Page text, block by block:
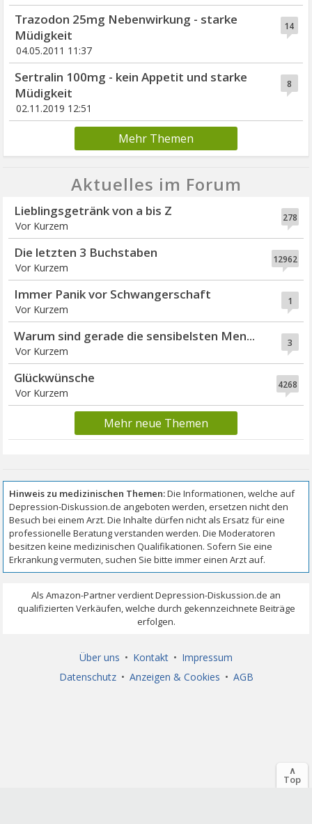
14
Trazodon 25mg Nebenwirkung - starke
Müdigkeit
04.05.2011 11:37
8
Sertralin 100mg - kein Appetit und starke
Müdigkeit
02.11.2019 12:51
Mehr Themen
Aktuelles im Forum
278
Lieblingsgetränk von a bis Z
Vor Kurzem
12962
Die letzten 3 Buchstaben
Vor Kurzem
1
Immer Panik vor Schwangerschaft
Vor Kurzem
3
Warum sind gerade die sensibelsten Men...
Vor Kurzem
4268
Glückwünsche
Vor Kurzem
Mehr neue Themen
Über uns • Kontakt • Impressum
Datenschutz • Anzeigen & Cookies • AGB
∧
Top